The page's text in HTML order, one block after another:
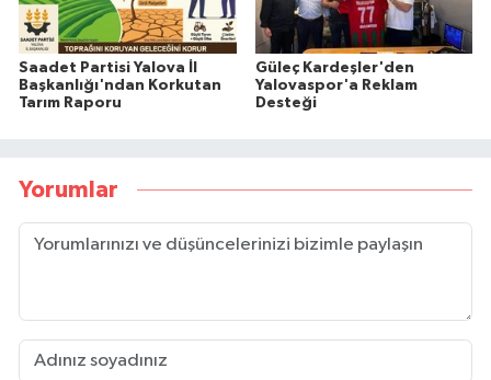
Saadet Partisi Yalova İl
Başkanlığı'ndan Korkutan
Tarım Raporu
Güleç Kardeşler'den
Yalovaspor'a Reklam
Desteği
Yorumlar